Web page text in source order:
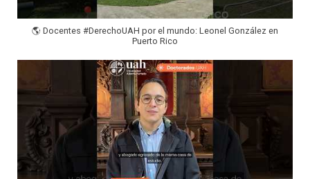
🌎 Docentes #DerechoUAH por el mundo: Leonel González en
Puerto Rico